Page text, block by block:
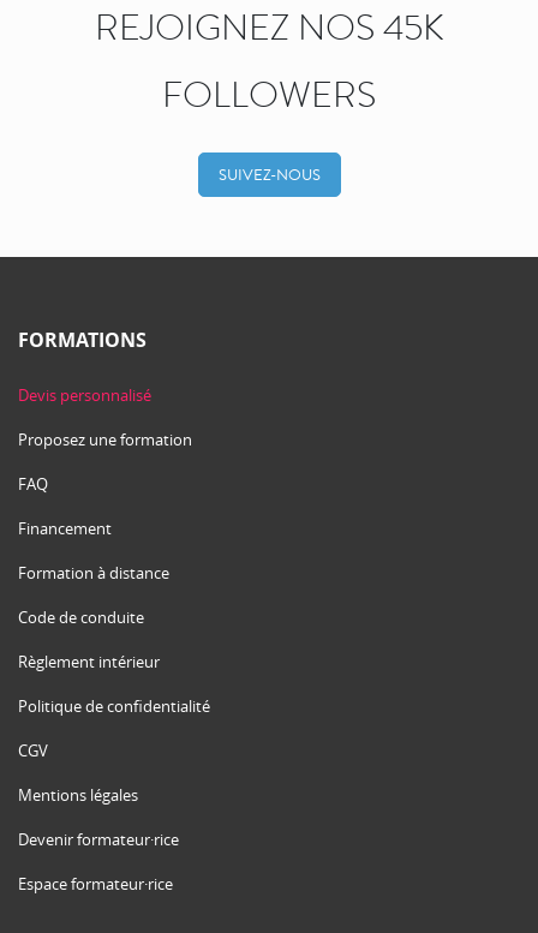
REJOIGNEZ NOS 45K
FOLLOWERS
SUIVEZ-NOUS
FORMATIONS
Devis personnalisé
Proposez une formation
FAQ
Financement
Formation à distance
Code de conduite
Règlement intérieur
Politique de confidentialité
CGV
Mentions légales
Devenir formateur·rice
Espace formateur·rice